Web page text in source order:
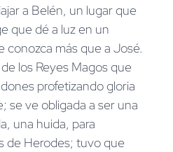
a Belén, un lugar que
que dé a luz en un
conozca más que a José.
los Reyes Magos que
profetizando gloria
se ve obligada a ser una
una huida, para
de Herodes; tuvo que